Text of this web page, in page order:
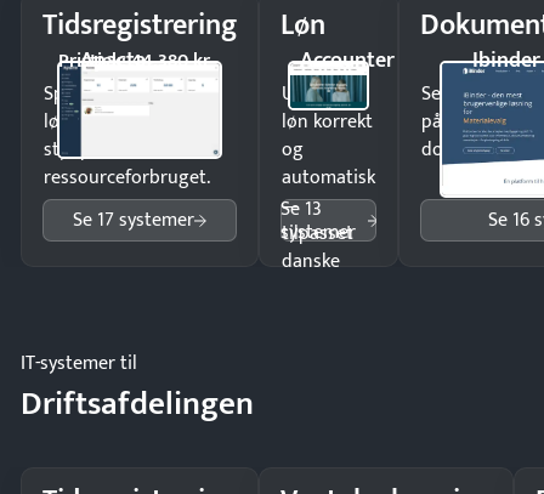
Tidsregistrering
Apacta
Pristjek: 44.380 kr
Spar tid på
lønberegning og få
styr på
ressourceforbruget.
Se 17 systemer
Løn
Accounter
Udbetal
løn korrekt
og
automatisk
—
tilpasset
danske
Se 13
systemer
Ibinder
Send
på minutter
dokumenter.
Se 16
IT-systemer til
Driftsafdelingen